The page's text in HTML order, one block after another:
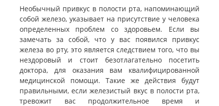
Необычный привкус в полости рта, напоминающий
собой железо, указывает на присутствие у человека
определенных проблем со здоровьем. Если вы
замечать за собой, что у вас появился привкус
железа во рту, это является следствием того, что вы
нездоровый и стоит безотлагательно посетить
доктора, для оказания вам квалифицированной
медицинской помощи. Такие же действия будут
правильными, если железистый вкус в полости рта,
тревожит вас продолжительное время и